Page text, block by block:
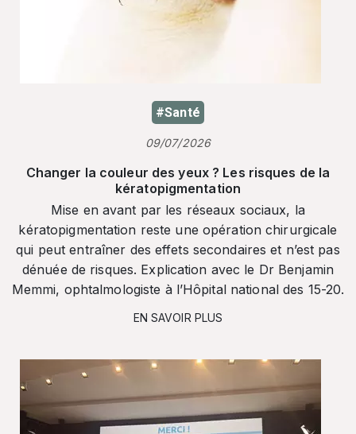
#Santé
09/07/2026
Changer la couleur des yeux ? Les risques de la
kératopigmentation
Mise en avant par les réseaux sociaux, la
kératopigmentation reste une opération chirurgicale
qui peut entraîner des effets secondaires et n’est pas
dénuée de risques. Explication avec le Dr Benjamin
Memmi, ophtalmologiste à l’Hôpital national des 15-20.
EN SAVOIR PLUS